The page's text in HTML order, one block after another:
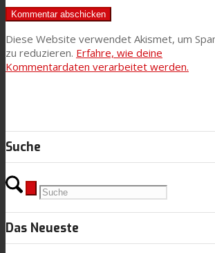
Diese Website verwendet Akismet, um
zu reduzieren. Erfahre, wie deine
Kommentardaten verarbeitet werden.
Suche
Das Neueste